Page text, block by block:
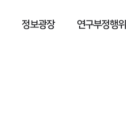
정보광장 연구부정행